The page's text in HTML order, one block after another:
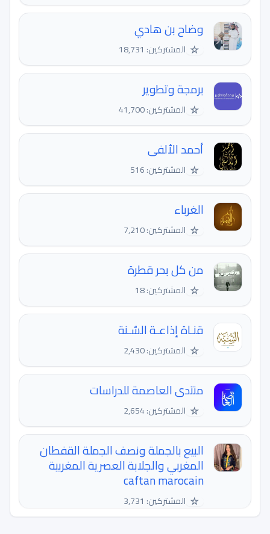
وضاح بن هادي
☆ المشتركين: 18,731
برمجة وتطوير
☆ المشتركين: 41,700
أحمد الألفى
☆ المشتركين: 516
الغرباء
☆ المشتركين: 7,210
من كل بحر قطرة
☆ المشتركين: 18
قنـاة إذاعـة السٌـنة
☆ المشتركين: 2,430
منتدى العاصمة للدراسات
☆ المشتركين: 2,654
البيع بالجملة ونصف الجملة القفطان
المغربي والجلابة العصرية المغربية
caftan marocain
☆ المشتركين: 3,731